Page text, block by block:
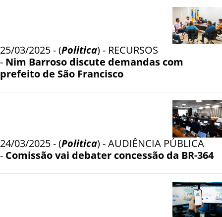
25/03/2025 - (Politica) - RECURSOS
- Nim Barroso discute demandas com
prefeito de São Francisco
24/03/2025 - (Politica) - AUDIÊNCIA PÚBLICA
- Comissão vai debater concessão da BR-364